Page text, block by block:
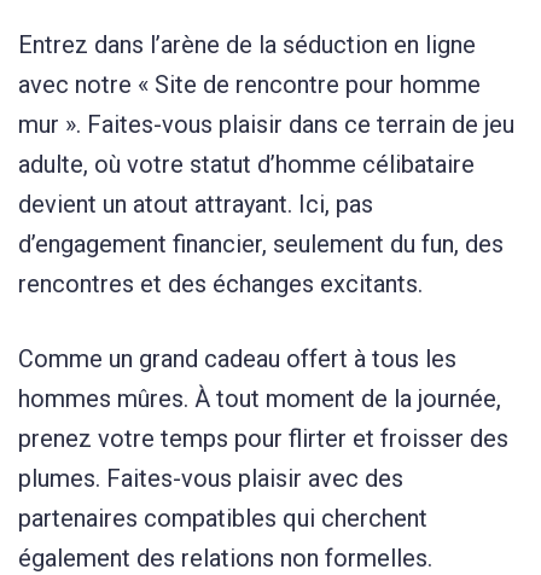
Entrez dans l’arène de la séduction en ligne
avec notre « Site de rencontre pour homme
mur ». Faites-vous plaisir dans ce terrain de jeu
adulte, où votre statut d’homme célibataire
devient un atout attrayant. Ici, pas
d’engagement financier, seulement du fun, des
rencontres et des échanges excitants.
Comme un grand cadeau offert à tous les
hommes mûres. À tout moment de la journée,
prenez votre temps pour flirter et froisser des
plumes. Faites-vous plaisir avec des
partenaires compatibles qui cherchent
également des relations non formelles.